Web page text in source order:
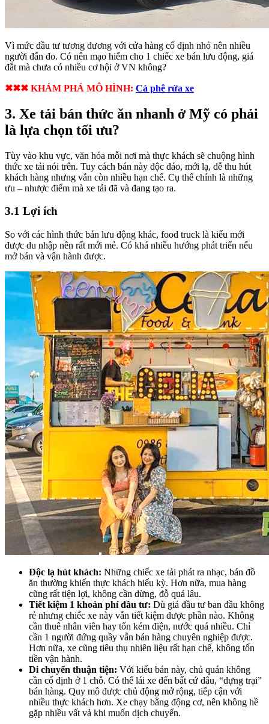
Vì mức đầu tư tương đương với cửa hàng cố định nhỏ nên nhiều
người đắn đo. Có nên mạo hiểm cho 1 chiếc xe bán lưu động, giá
đắt mà chưa có nhiều cơ hội ở VN không?
✖✖✖ KHÁM PHÁ MÔ HÌNH: Cà phê rửa xe
3. Xe tải bán thức ăn nhanh ở Mỹ có phải
là lựa chọn tối ưu?
Tùy vào khu vực, văn hóa mỗi nơi mà thực khách sẽ chuộng hình
thức xe tải nói trên. Tuy cách bán này độc đáo, mới lạ, dễ thu hút
khách hàng nhưng vẫn còn nhiều hạn chế. Cụ thể chính là những
ưu – nhược điểm mà xe tải đã và đang tạo ra.
3.1 Lợi ích
So với các hình thức bán lưu động khác, food truck là kiểu mới
được du nhập nên rất mới mẻ. Có khá nhiều hướng phát triển nếu
mở bán và vận hành được.
Độc lạ hút khách: Những chiếc xe tải phát ra nhạc, bán đồ
ăn thường khiến thực khách hiếu kỳ. Hơn nữa, mua hàng
cũng rất tiện lợi, không cần dừng, đỗ quá lâu.
Tiết kiệm 1 khoản phí đầu tư: Dù giá đầu tư ban đầu không
rẻ nhưng chiếc xe này vẫn tiết kiệm được phần nào. Không
cần thuê nhân viên hay tốn kém điện, nước quá nhiều. Chỉ
cần 1 người đứng quầy vẫn bán hàng chuyên nghiệp được.
Hơn nữa, xe cũng tiêu thụ nhiên liệu rất hạn chế, không tốn
tiền vận hành.
Di chuyển thuận tiện: Với kiểu bán này, chủ quán không
cần cố định ở 1 chỗ. Có thể lái xe đến bất cứ đâu, “dựng trại”
bán hàng. Quy mô được chủ động mở rộng, tiếp cận với
nhiều thực khách hơn. Xe chạy bằng động cơ, nên không hề
gặp nhiều vất vả khi muốn dịch chuyển.